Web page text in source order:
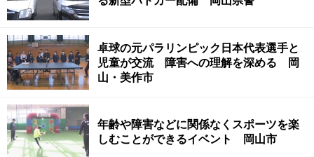
卓球の元パラリンピック日本代表選手と
児童が交流 障害への理解を深める 岡
山・美作市
年齢や障害などに関係なくスポーツを楽
しむことができるイベント 岡山市